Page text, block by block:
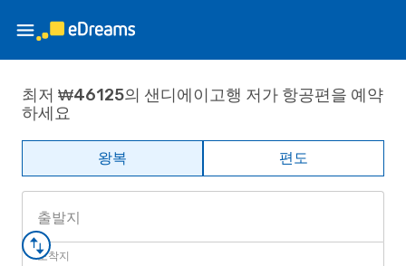
최저 ₩46125의 샌디에이고행 저가 항공편을 예약
하세요
왕복 편도
출발지
도착지